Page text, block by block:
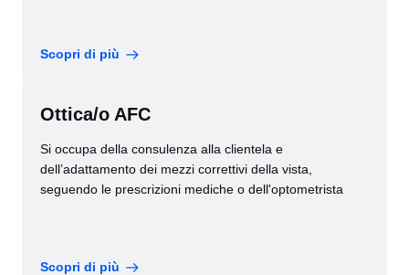
Scopri di più
Ottica/o AFC
Si occupa della consulenza alla clientela e
dell’adattamento dei mezzi correttivi della vista,
seguendo le prescrizioni mediche o dell'optometrista
Scopri di più